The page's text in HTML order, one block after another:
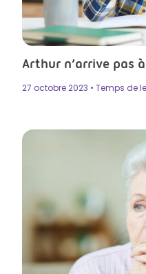
Arthur n’arrive pas
27 octobre 2023 • Temps de